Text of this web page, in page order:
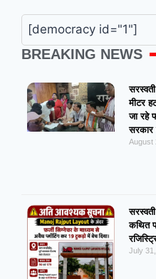
[democracy id="1"]
BREAKING NEWS
मीटर
जा रहे
सरकार
August
कथित
July